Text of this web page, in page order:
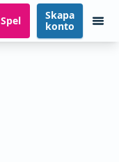
Spel
Skapa
konto